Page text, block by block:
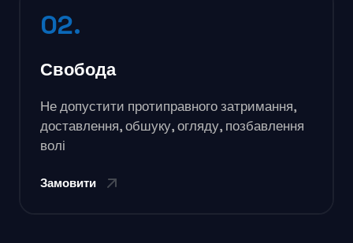
02.
Свобода
Не допустити протиправного затримання,
доставлення, обшуку, огляду, позбавлення
волі
Замовити